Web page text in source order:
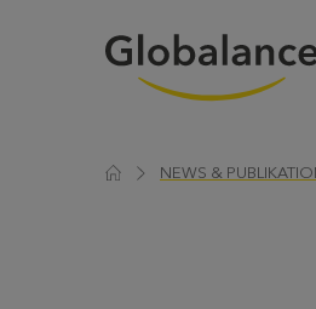
NEWS &